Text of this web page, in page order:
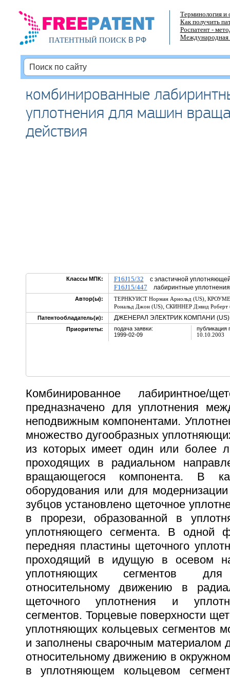
ПАТЕНТНЫЙ ПОИСКВ РФ
Терминология и
Как получить
Роспатент -
Международная
комбинированные
уплотнения для машин
действия
Классы МПК: F16J15/32 с эластичной
F16J15/447 лабиринтные уплотнения
Автор(ы): ТЕРНКУИСТ Норман Арнольд (US),
Рональд Джон (US), СКИННЕР Дэвид Роберт
Патентообладатель(и):
ДЖЕНЕРАЛ ЭЛЕКТРИК КОМПАНИ (US)
Приоритеты:
подача заявки:
1999-02-09
публикация
10.10.2003
Комбинированное лабиринтное/
предназначено для уплотнения
неподвижным компонентами.
множество дугообразных
из которых имеет один или более
проходящих в радиальном
вращающегося компонента. В
оборудования или для
зубцов установлено щеточное
в прорези, образованной в
уплотняющего сегмента. В одной
передняя пластины щеточного
проходящий в идущую в осевом
уплотняющих сегментов для
относительному движению в
щеточного уплотнения и
сегментов. Торцевые поверхности
уплотняющих кольцевых сегментов
и заполнены сварочным материалом
относительному движению в
в уплотняющем кольцевом